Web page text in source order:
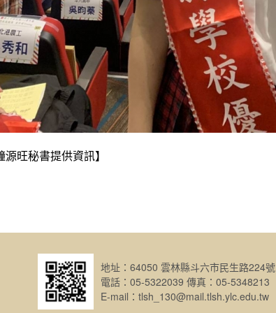
旺秘書提供資訊】
地址：64050 雲林縣斗六市民生路224號
電話：05-5322039 傳真：05-5348213
E-mail：tlsh_130@mail.tlsh.ylc.edu.tw